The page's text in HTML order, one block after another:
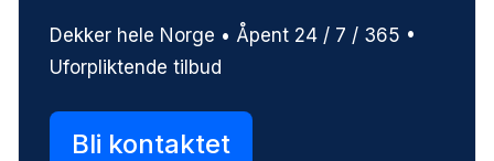
Dekker hele Norge • Åpent 24 / 7 / 365 •
Uforpliktende tilbud
Bli kontaktet